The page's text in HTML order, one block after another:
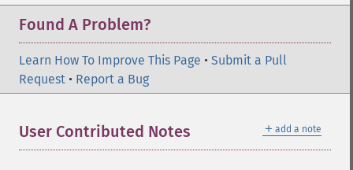
Found A Problem?
Learn How To Improve This Page • Submit a Pull
Request • Report a Bug
＋ add a note
User Contributed Notes